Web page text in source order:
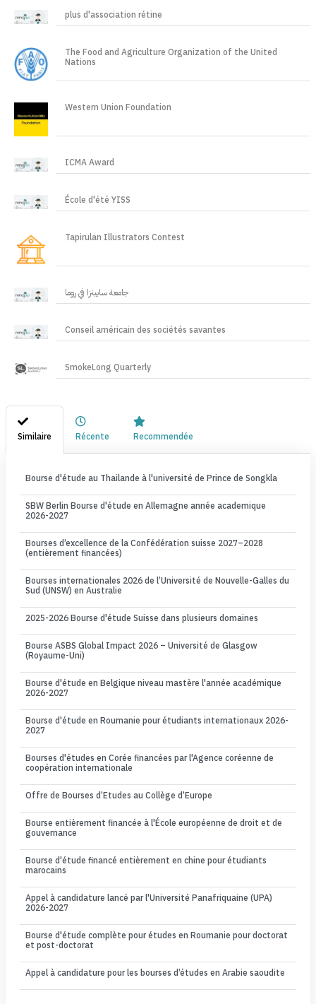
plus d'association rétine
The Food and Agriculture Organization of the United
Nations
Western Union Foundation
ICMA Award
École d'été YISS
Tapirulan Illustrators Contest
جامعة سابينزا في روما
Conseil américain des sociétés savantes
SmokeLong Quarterly
Similaire Récente Recommendée
Bourse d'étude au Thailande à l'université de Prince de Songkla
SBW Berlin Bourse d'étude en Allemagne année academique
2026-2027
Bourses d’excellence de la Confédération suisse 2027–2028
(entièrement financées)
Bourses internationales 2026 de l’Université de Nouvelle-Galles du
Sud (UNSW) en Australie
2025-2026 Bourse d'étude Suisse dans plusieurs domaines
Bourse ASBS Global Impact 2026 – Université de Glasgow
(Royaume-Uni)
Bourse d'étude en Belgique niveau mastère l'année académique
2026-2027
Bourse d'étude en Roumanie pour étudiants internationaux 2026-
2027
Bourses d'études en Corée financées par l'Agence coréenne de
coopération internationale
Offre de Bourses d’Etudes au Collège d’Europe
Bourse entièrement financée à l'École européenne de droit et de
gouvernance
Bourse d'étude financé entièrement en chine pour étudiants
marocains
Appel à candidature lancé par l'Université Panafriquaine (UPA)
2026-2027
Bourse d'étude complète pour études en Roumanie pour doctorat
et post-doctorat
Appel à candidature pour les bourses d’études en Arabie saoudite